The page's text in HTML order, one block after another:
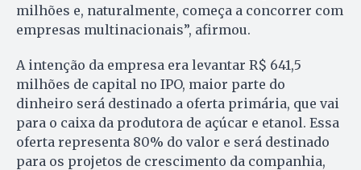
milhões e, naturalmente, começa a concorrer com
empresas multinacionais”, afirmou.
A intenção da empresa era levantar R$ 641,5
milhões de capital no IPO, maior parte do
dinheiro será destinado a oferta primária, que vai
para o caixa da produtora de açúcar e etanol. Essa
oferta representa 80% do valor e será destinado
para os projetos de crescimento da companhia,